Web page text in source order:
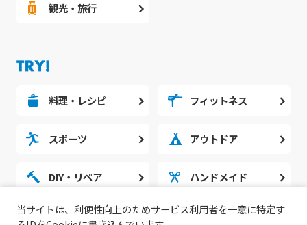
観光・旅行
料理・レシピ フィットネス
スポーツ アウトドア
DIY・リペア ハンドメイド
勉強・スタディ ノウハウ
当サイトは、利便性向上のためサービス利用者を一意に特定す